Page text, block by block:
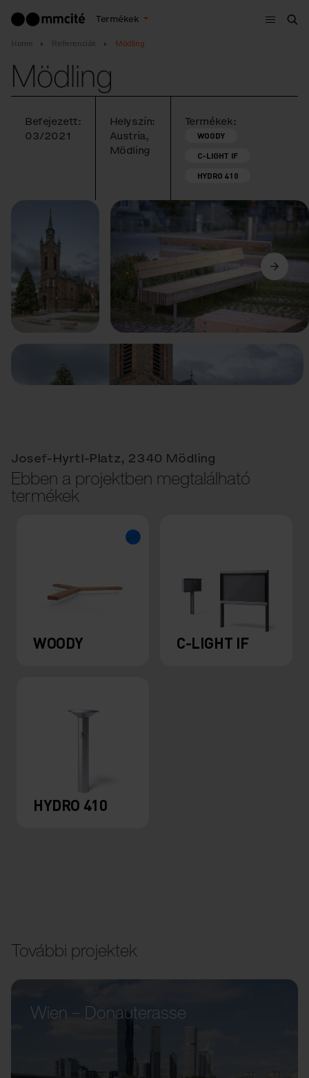
Termékek
Menü
Home Referenciák Mödling
Mödling
Befejezett:
03/2021
Helyszín:
Austria,
Mödling
Termékek:
WOODY
C-LIGHT IF
HYDRO 410
Előző Következő
Josef-Hyrtl-Platz, 2340 Mödling
Ebben a projektben megtalálható
termékek
WOODY C-LIGHT IF
HYDRO 410
További projektek
Wien – Donauterasse